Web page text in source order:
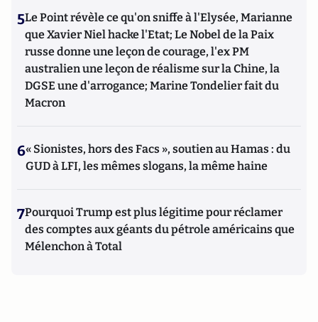
5Le Point révèle ce qu'on sniffe à l'Elysée, Marianne
que Xavier Niel hacke l'Etat; Le Nobel de la Paix
russe donne une leçon de courage, l'ex PM
australien une leçon de réalisme sur la Chine, la
DGSE une d'arrogance; Marine Tondelier fait du
Macron
6« Sionistes, hors des Facs », soutien au Hamas : du
GUD à LFI, les mêmes slogans, la même haine
7Pourquoi Trump est plus légitime pour réclamer
des comptes aux géants du pétrole américains que
Mélenchon à Total